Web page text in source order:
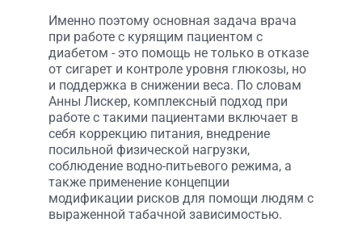
Именно поэтому основная задача врача
при работе с курящим пациентом с
диабетом - это помощь не только в отказе
от сигарет и контроле уровня глюкозы, но
и поддержка в снижении веса. По словам
Анны Лискер, комплексный подход при
работе с такими пациентами включает в
себя коррекцию питания, внедрение
посильной физической нагрузки,
соблюдение водно-питьевого режима, а
также применение концепции
модификации рисков для помощи людям с
выраженной табачной зависимостью.